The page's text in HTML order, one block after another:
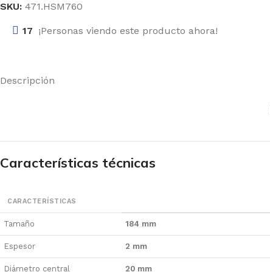
SKU: 471.HSM760
17 ¡Personas viendo este producto ahora!
Descripción
Características técnicas
CARACTERÍSTICAS
Tamaño 184 mm
Espesor 2 mm
Diámetro central 20 mm